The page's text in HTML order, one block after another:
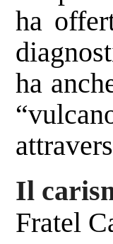
ha
ha
Il
Fratel